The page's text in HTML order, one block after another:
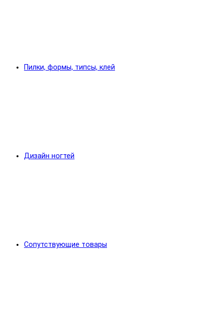
Пилки, формы, типсы, клей
Дизайн ногтей
Сопутствующие товары